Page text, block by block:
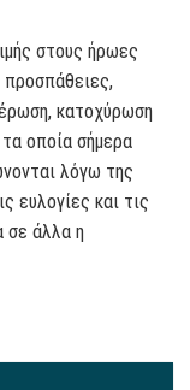
στους ήρωες
κατοχύρωση
οποία σήμερα
λόγω της
ευλογίες και τις
σε άλλα η